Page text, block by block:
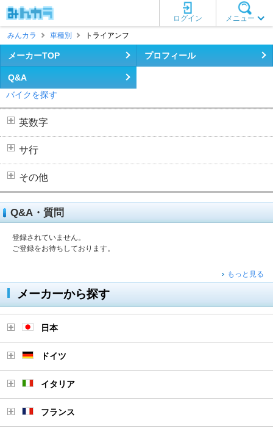
メニュー
ログイン
みんカラ
車種別 トライアンフ
メーカーTOP プロフィール
Q&A
バイクを探す
英数字
サ行
その他
Q&A・質問
登録されていません。
ご登録をお待ちしております。
もっと見る
メーカーから探す
日本
ドイツ
イタリア
フランス